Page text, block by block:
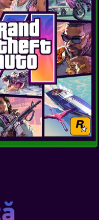
Navigați în lumi noi cu
la fiecare mișcare cu
instantaneu cu
extra lung de 10 ft.
completă în fiecare